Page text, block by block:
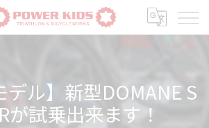
ル】新型DOMANE S
が試乗出来ます！